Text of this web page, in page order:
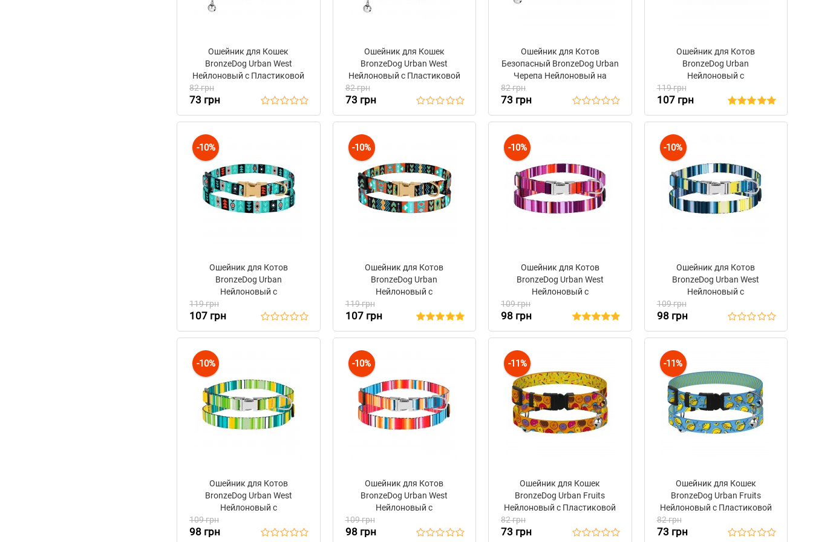
Ошейник для Кошек
BronzeDog Urban West
Нейлоновый с Пластиковой
Пряжкой и Колокольчиком
Салатовый
82 грн
73 грн
Ошейник для Кошек
BronzeDog Urban West
Нейлоновый с Пластиковой
Пряжкой и Колокольчиком
Красный
82 грн
73 грн
Ошейник для Котов
Безопасный BronzeDog Urban
Черепа Нейлоновый на
Резинке с Колокольчиком
Красный
82 грн
73 грн
Ошейник для Котов
BronzeDog Urban
Нейлоновый c
Металлической Пряжкой
Ромбы
119 грн
107 грн
-10%
Ошейник для Котов
BronzeDog Urban
Нейлоновый c
Металлической Пряжкой
119 грн
107 грн
-10%
Ошейник для Котов
BronzeDog Urban
Нейлоновый c
Металлической Пряжкой
Ацтеки
119 грн
107 грн
-10%
Ошейник для Котов
BronzeDog Urban West
Нейлоновый c
Металлической Пряжкой
Фиолетовый
109 грн
98 грн
-10%
Ошейник для Котов
BronzeDog Urban West
Нейлоновый c
Металлической Пряжкой
Синий
109 грн
98 грн
-10%
Ошейник для Котов
BronzeDog Urban West
Нейлоновый c
Металлической Пряжкой
Салатовый
109 грн
98 грн
-10%
Ошейник для Котов
BronzeDog Urban West
Нейлоновый c
Металлической Пряжкой
Красный
109 грн
98 грн
-11%
Ошейник для Кошек
BronzeDog Urban Fruits
Нейлоновый с Пластиковой
Пряжкой и Колокольчиком
Пончики
82 грн
73 грн
-11%
Ошейник для Кошек
BronzeDog Urban Fruits
Нейлоновый с Пластиковой
Пряжкой и Колокольчиком
Лимоны
82 грн
73 грн